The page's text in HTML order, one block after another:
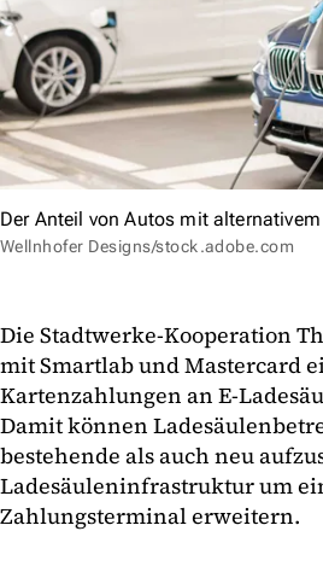
Der Anteil von Autos mit
Wellnhofer Designs/stock.adobe.com
Die Stadtwerke-Kooperation
mit Smartlab und Mastercard
Kartenzahlungen an E-
Damit können
bestehende als auch neu
Ladesäuleninfrastruktur um
Zahlungsterminal erweitern.